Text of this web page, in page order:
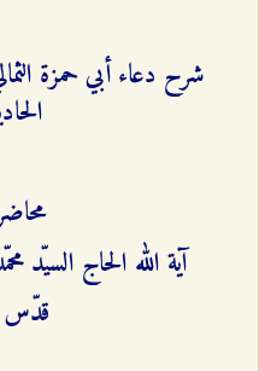
آية الله الحاج السيّد
قدّس